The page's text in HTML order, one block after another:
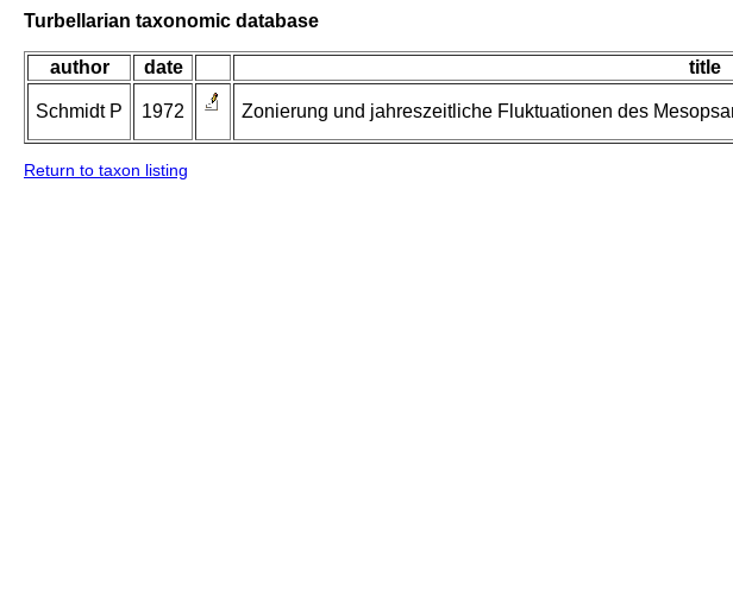
Turbellarian taxonomic database
author date title
Schmidt P 1972 Zonierung und jahreszeitliche Fluktuationen des
Return to taxon listing